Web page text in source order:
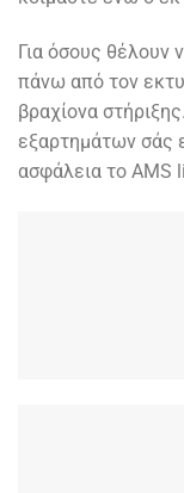
Για όσους θέλουν
πάνω από τον
βραχίονα
εξαρτημάτων σάς
ασφάλεια το AMS